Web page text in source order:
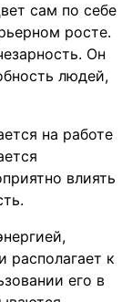
сам по себе
росте.
Он
людей,
на работе
влиять
располагает к
его в